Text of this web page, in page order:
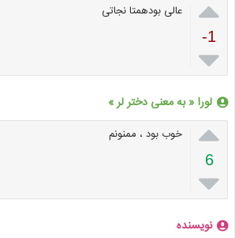

-1

عالی بودهمتا نجاتی
لورا « به معنی دختر لر »

6

خوب بود ، ممنونم
نویسنده